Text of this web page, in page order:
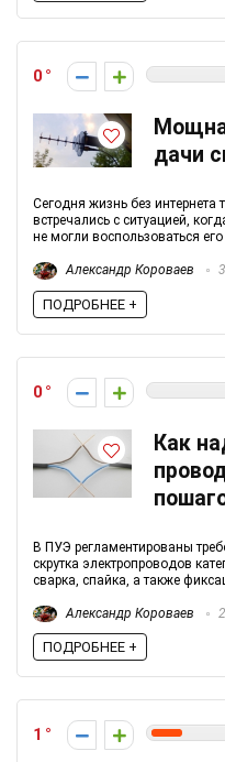
0
дачи
Сегодня жизнь без интернета
встречались с ситуацией,
не могли воспользоваться его
Александр Короваев
ПОДРОБНЕЕ +
0
Как
В ПУЭ регламентированы
скрутка электропроводов
сварка, спайка, а также
Александр Короваев
ПОДРОБНЕЕ +
1